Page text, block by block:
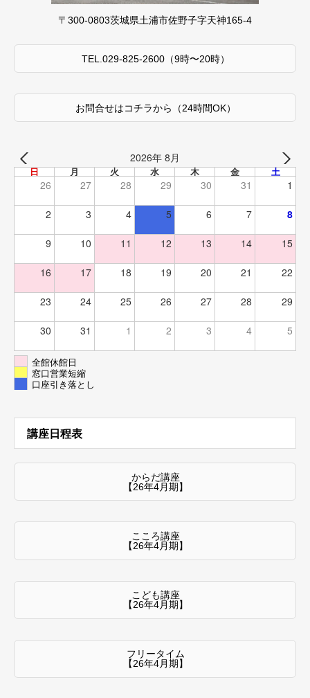
〒300-0803茨城県土浦市佐野子字天神165-4
TEL.029-825-2600（9時〜20時）
お問合せはコチラから （24時間OK）
2026年 8月
日 月 火 水 木 金 土
26 27 28 29 30 31 1
2 3 4 5 6 7 8
9 10 11 12 13 14 15
16 17 18 19 20 21 22
23 24 25 26 27 28 29
30 31 1 2 3 4 5
全館休館日
窓口営業短縮
口座引き落とし
講座日程表
からだ講座
【26年4月期】
こころ講座
【26年4月期】
こども講座
【26年4月期】
フリータイム
【26年4月期】